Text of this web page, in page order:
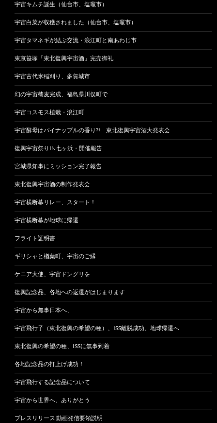
宇宙キムチ誕生（仙台市、塩竈市）
宇宙白菜が収穫されました（仙台市、塩竈市）
宇宙タマネギが結ぶ交流・浪江町と南あわじ市
東京笹塚「東北復興宇宙酒」完売御礼
宇宙古代米稲刈り、多賀城市
幻の宇宙蕎麦完成、福島県川俣町で
宇宙コスモス植栽・浪江町
宇宙酵母はパイナップルの香り?! 東北復興宇宙酒大発表会
復興宇宙祭りIN七ヶ浜・開催報告
宮城県知事にミッション完了報告
東北復興宇宙酒の制作発表会
宇宙横断幕リレー、スタート！
宇宙横断幕が地球に帰還
フライト証明書
ギリシャと楢葉町、宇宙のご縁
ケニア大使、宇宙ドングリを
復興記念品、各地への返還がはじまります
宇宙から無事日本へ、
宇宙飛行子（東北復興の希望の種）、ISS離脱成功、地球帰還へ
東北復興の希望の種、ISSに無事到着
各地記念品の打上げ成功！
宇宙飛行する記念品について
宇宙から世界へ、ありがとう
プレスリリース 動画発信要領説明